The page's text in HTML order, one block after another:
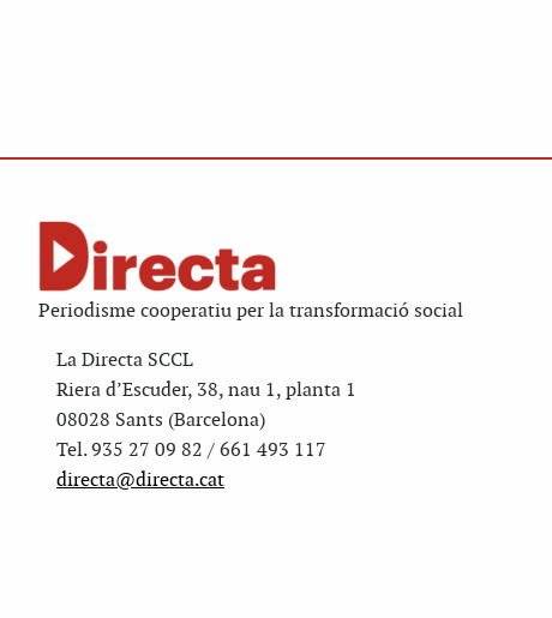
Periodisme cooperatiu per la transformació social
La Directa SCCL
Riera d’Escuder, 38, nau 1, planta 1
08028 Sants (Barcelona)
Tel. 935 27 09 82 / 661 493 117
directa@directa.cat